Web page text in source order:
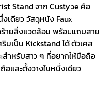
Stand จาก Custype คือ
เดียว วัสดุหนัง Faux
ายสิ่งแวดล้อม พร้อมแถบสาย
มเป็น Kickstand ได้ ตัวเคส
สำหรับสาว ๆ ที่อยากให้มือถือ
และตั้งวางในหนึ่งเดียว